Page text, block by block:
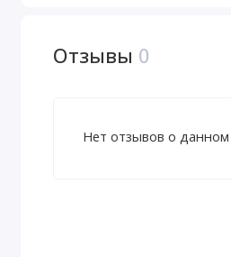
Отзывы 0
Нет отзывов о данном